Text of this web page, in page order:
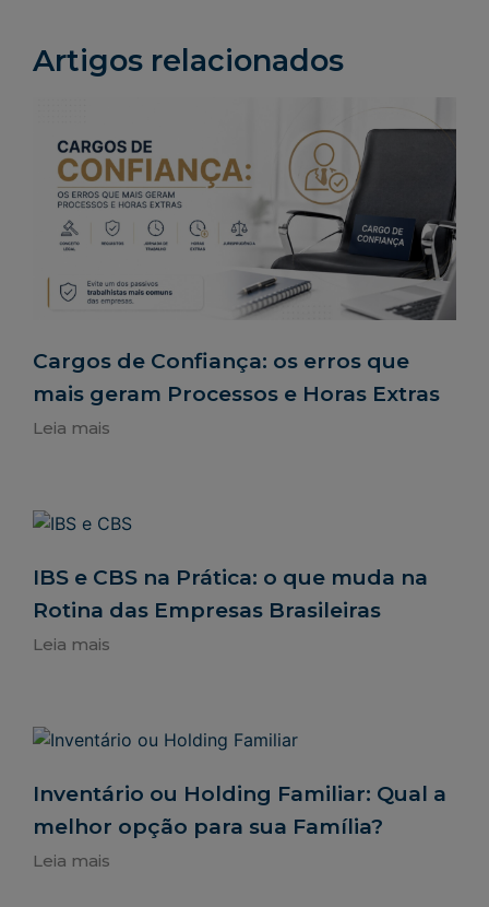
Artigos relacionados
Cargos de Confiança: os erros que
mais geram Processos e Horas Extras
Leia mais
IBS e CBS na Prática: o que muda na
Rotina das Empresas Brasileiras
Leia mais
Inventário ou Holding Familiar: Qual a
melhor opção para sua Família?
Leia mais